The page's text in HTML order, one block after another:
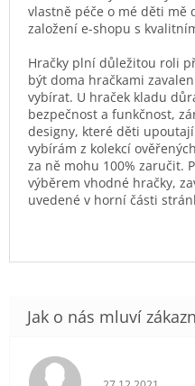
vlastně péče o mé děti mě
založení e-shopu s
Hračky plní důležitou roli
být doma hračkami
vybírat. U hraček kladu
bezpečnost a funkčnost,
designy, které děti
vybírám z kolekcí
za ně mohu 100% zaručit.
výběrem vhodné hračky,
uvedené v horní části
Hodnocení